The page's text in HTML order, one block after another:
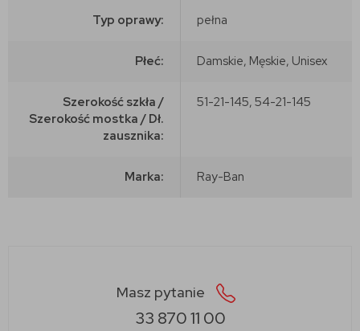
Typ oprawy: pełna
Płeć: Damskie, Męskie, Unisex
Szerokość szkła /
Szerokość mostka / Dł.
zausznika:
51-21-145, 54-21-145
Marka: Ray-Ban
Masz pytanie
33 870 11 00